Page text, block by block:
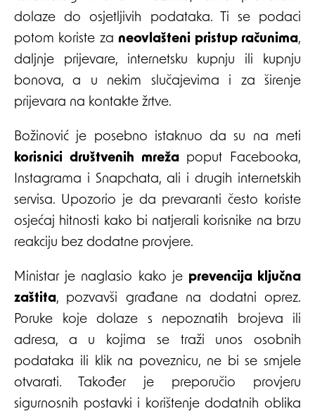
dolaze do osjetljivih podataka. Ti se podaci
potom koriste za neovlašteni pristup računima,
daljnje prijevare, internetsku kupnju ili kupnju
bonova, a u nekim slučajevima i za širenje
prijevara na kontakte žrtve.
Božinović je posebno istaknuo da su na meti
korisnici društvenih mrežapoput Facebooka,
Instagrama i Snapchata, ali i drugih internetskih
servisa. Upozorio je da prevaranti često koriste
osjećaj hitnosti kako bi natjerali korisnike na brzu
reakciju bez dodatne provjere.
Ministar je naglasio kako je prevencija ključna
zaštita, pozvavši građane na dodatni oprez.
Poruke koje dolaze s nepoznatih brojeva ili
adresa, a u kojima se traži unos osobnih
podataka ili klik na poveznicu, ne bi se smjele
otvarati. Također je preporučio provjeru
sigurnosnih postavki i korištenje dodatnih oblika